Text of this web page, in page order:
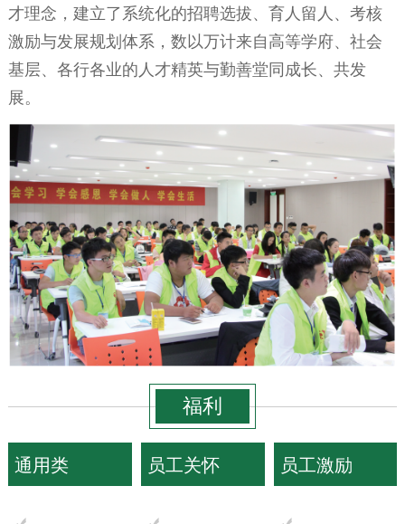
才理念，建立了系统化的招聘选拔、育人留人、考核
激励与发展规划体系，数以万计来自高等学府、社会
基层、各行各业的人才精英与勤善堂同成长、共发
展。
福利
通用类 员工关怀 员工激励